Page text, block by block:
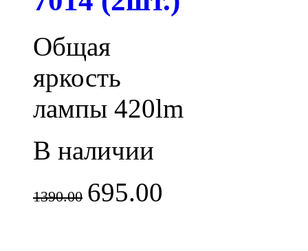
Общая
яркость
лампы 420lm
В наличии
1390.00 695.00